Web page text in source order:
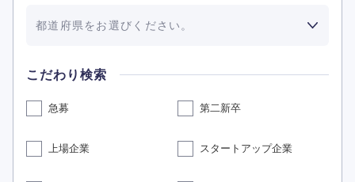
都道府県をお選びください。
こだわり検索
急募 第二新卒
上場企業 スタートアップ企業